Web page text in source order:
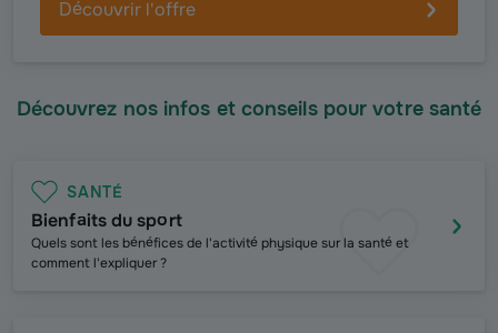
Découvrir l'offre
Découvrez nos infos et conseils pour votre santé
SANTÉ
Bienfaits du sport
Quels sont les bénéfices de l'activité physique sur la santé et
comment l'expliquer ?